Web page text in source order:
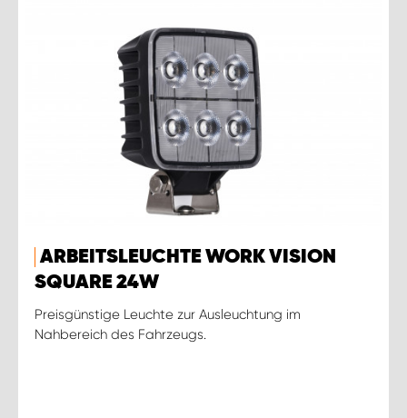
ARBEITSLEUCHTE WORK VISION
SQUARE 24W
Preisgünstige Leuchte zur Ausleuchtung im
Nahbereich des Fahrzeugs.